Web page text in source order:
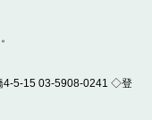
4-5-15 03-5908-0241 ◇登